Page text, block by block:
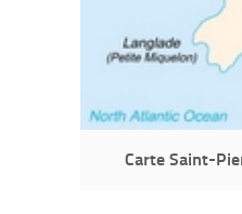
Carte Saint-